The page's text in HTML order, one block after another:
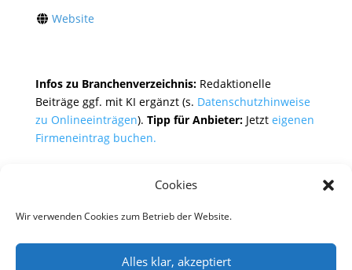
Cookies
Wir verwenden Cookies zum Betrieb der Website.
Alles klar, akzeptiert
Website
Infos zu Branchenverzeichnis: Redaktionelle
Beiträge ggf. mit KI ergänzt (s. Datenschutzhinweise
zu Onlineeinträgen). Tipp für Anbieter:Jetzt eigenen
Firmeneintrag buchen.